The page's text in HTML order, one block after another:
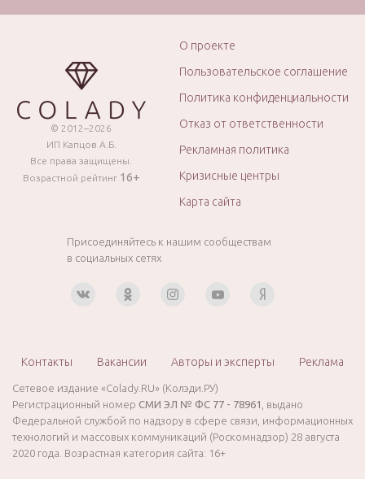
© 2012–2026
ИП Капцов А.Б.
Все права защищены.
Возрастной рейтинг 16+
О проекте
Пользовательское соглашение
Политика конфиденциальности
Отказ от ответственности
Рекламная политика
Кризисные центры
Карта сайта
Присоединяйтесь к нашим сообществам
в социальных сетях
Контакты Вакансии Авторы и эксперты Реклама
Сетевое издание «Colady.RU» (Колэди.РУ)
Регистрационный номер СМИ ЭЛ № ФС 77 - 78961
, выдано
Федеральной службой по надзору в сфере связи, информационных
технологий и массовых коммуникаций (Роскомнадзор) 28 августа
2020 года. Возрастная категория сайта: 16+